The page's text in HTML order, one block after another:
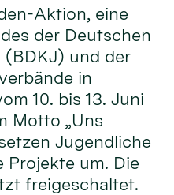
Aktion, eine
der Deutschen
(BDKJ) und der
in
10. bis 13. Juni
Motto „Uns
Jugendliche
Projekte um. Die
freigeschaltet.